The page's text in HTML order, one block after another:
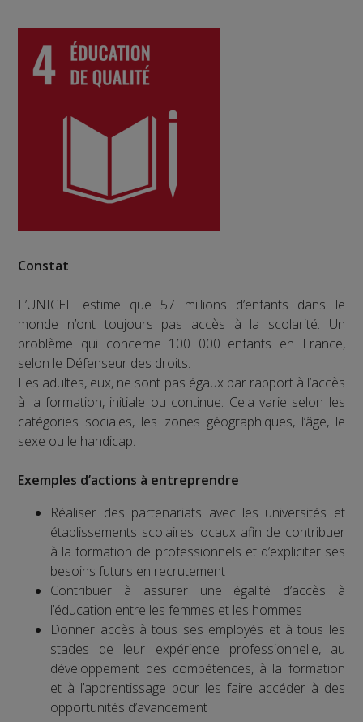
Constat
L’UNICEF estime que 57 millions d’enfants dans le
monde n’ont toujours pas accès à la scolarité. Un
problème qui concerne 100 000 enfants en France,
selon le Défenseur des droits.
Les adultes, eux, ne sont pas égaux par rapport à l’accès
à la formation, initiale ou continue. Cela varie selon les
catégories sociales, les zones géographiques, l’âge, le
sexe ou le handicap.
Exemples d’actions à entreprendre
Réaliser des partenariats avec les universités et
établissements scolaires locaux afin de contribuer
à la formation de professionnels et d’expliciter ses
besoins futurs en recrutement
Contribuer à assurer une égalité d’accès à
l’éducation entre les femmes et les hommes
Donner accès à tous ses employés et à tous les
stades de leur expérience professionnelle, au
développement des compétences, à la formation
et à l’apprentissage pour les faire accéder à des
opportunités d’avancement